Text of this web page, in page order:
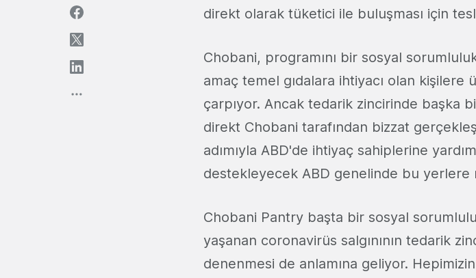
direkt olarak tüketici ile buluşması için
Chobani, programını bir sosyal
amaç temel gıdalara ihtiyacı olan kişilere
çarpıyor. Ancak tedarik zincirinde başka
direkt Chobani tarafından bizzat
adımıyla ABD'de ihtiyaç sahiplerine
destekleyecek ABD genelinde bu
Chobani Pantry başta bir sosyal
yaşanan coronavirüs salgınının tedarik
denenmesi de anlamına geliyor.